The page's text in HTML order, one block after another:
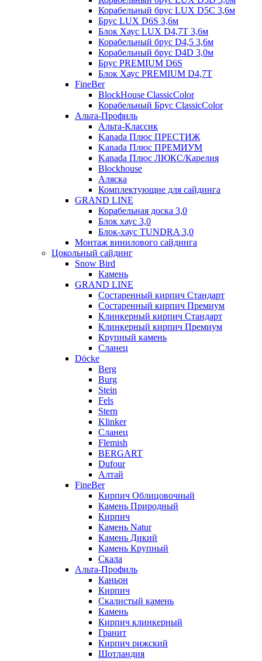
Корабельный брус LUX D5C 3,6м
Брус LUX D6S 3,6м
Блок Хаус LUX D4,7T 3,6м
Корабельный брус D4,5 3,6м
Корабельный брус D4D 3,0м
Брус PREMIUM D6S
Блок Хаус PREMIUM D4,7T
FineBer
BlockHouse ClassicColor
Корабельный Брус ClassicColor
Альта-Профиль
Альта-Классик
Kanada Плюс ПРЕСТИЖ
Kanada Плюс ПРЕМИУМ
Kanada Плюс ЛЮКС/Карелия
Blockhouse
Аляска
Комплектующие для сайдинга
GRAND LINE
Корабельная доска 3,0
Блок хаус 3,0
Блок-хаус TUNDRA 3,0
Монтаж винилового сайдинга
Цокольный сайдинг
Snow Bird
Камень
GRAND LINE
Состаренный кирпич Стандарт
Состаренный кирпич Премиум
Клинкерный кирпич Стандарт
Клинкерный кирпич Премиум
Крупный камень
Сланец
Döcke
Berg
Burg
Stein
Fels
Stern
Klinker
Сланец
Flemish
BERGART
Dufour
Алтай
FineBer
Кирпич Облицовочный
Камень Природный
Кирпич
Камень Natur
Камень Дикий
Камень Крупный
Скала
Альта-Профиль
Каньон
Кирпич
Скалистый камень
Камень
Кирпич клинкерный
Гранит
Кирпич рижский
Шотландия